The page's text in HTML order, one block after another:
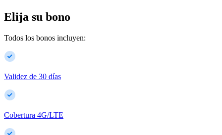
Elija su bono
Todos los bonos incluyen:
Validez de 30 días
Cobertura 4G/LTE